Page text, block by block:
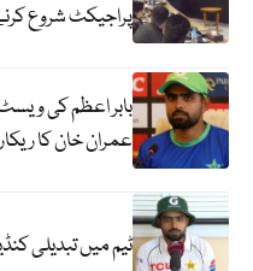
پراجیکٹ شروع
بابر اعظم کی ویسٹ
عمران خان کا ریکارڈ
ٹیم میں تبدیلی